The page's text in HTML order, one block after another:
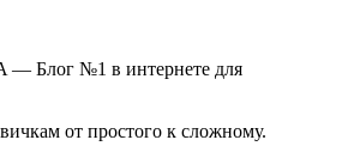
— Блог №1 в интернете для
от простого к сложному.